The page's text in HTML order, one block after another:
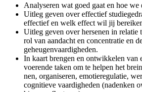
Ana­ly­se­ren wat goed gaat en hoe
Uit­leg geven over effec­tief
effec­tief en welk effect wil jij
Uit­leg geven over her­se­nen in rela­tie
rol van aan­dacht en con­cen­tra­tie en
geheugenvaardigheden.
In kaart bren­gen en ont­wik­ke­len
voe­ren­de taken om te hel­pen het
nen, orga­ni­se­ren, emo­tie­re­gu­la­tie,
cog­ni­tie­ve vaar­dig­he­den (naden­ken